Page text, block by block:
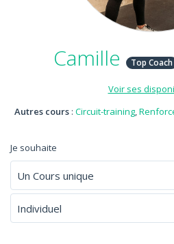
Camille Top Coach
Voir ses
Autres cours : Circuit-training,
Je souhaite